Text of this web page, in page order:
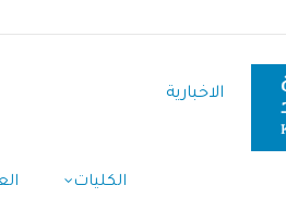
الاخبارية
الكليات